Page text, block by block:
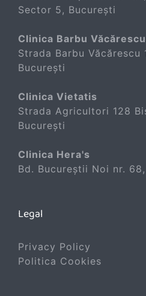
Sector 5, București
Clinica Barbu Văcărescu
Strada Barbu Văcărescu
București
Clinica Vietatis
Strada Agricultori 128
București
Clinica Hera's
Bd. Bucureștii Noi nr.
Legal
Privacy Policy
Politica Cookies